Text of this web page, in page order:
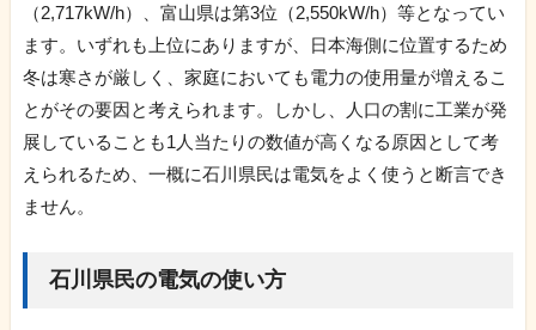
（2,717kW/h）、富山県は第3位（2,550kW/h）等となってい
ます。いずれも上位にありますが、日本海側に位置するため
冬は寒さが厳しく、家庭においても電力の使用量が増えるこ
とがその要因と考えられます。しかし、人口の割に工業が発
展していることも1人当たりの数値が高くなる原因として考
えられるため、一概に石川県民は電気をよく使うと断言でき
ません。
石川県民の電気の使い方